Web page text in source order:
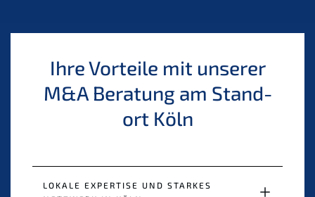
Ihre Vortei­le mit unserer
M&A Beratung am Stand­
ort Köln
LOKALE EXPER­TI­SE UND STARKES